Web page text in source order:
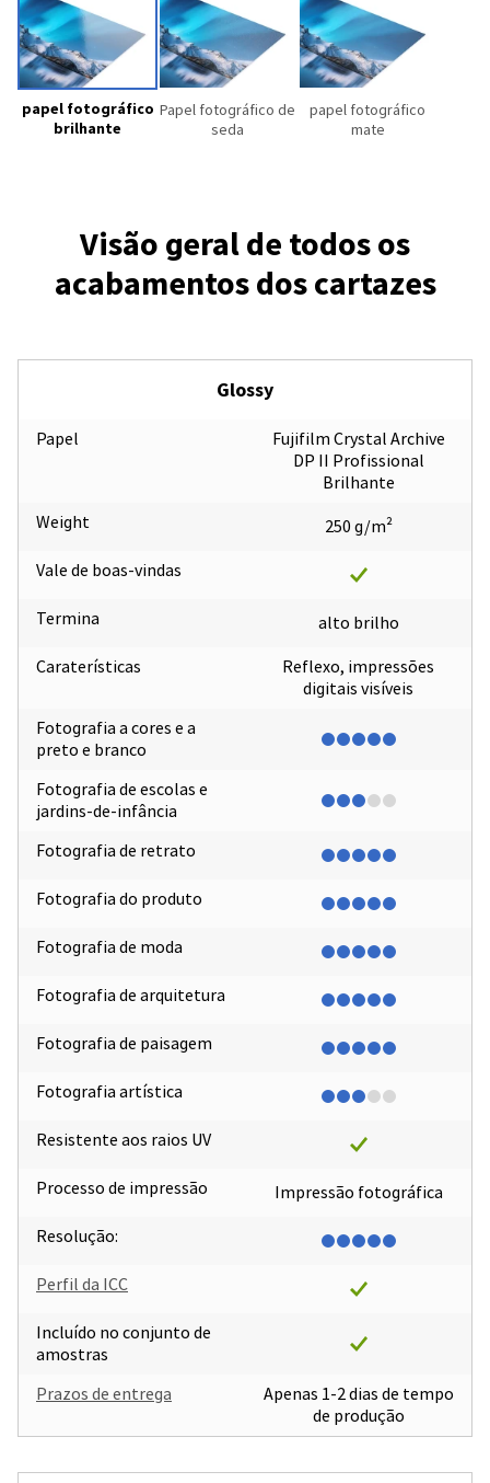
papel fotográfico
brilhante
Papel fotográfico de
seda
papel fotográfico
mate
Visão geral de todos os
acabamentos dos cartazes
Glossy
Papel
Weight
Vale de boas-vindas
Termina
Caraterísticas
Fotografia a cores e a
preto e branco
Fotografia de escolas e
jardins-de-infância
Fotografia de retrato
Fotografia do produto
Fotografia de moda
Fotografia de arquitetura
Fotografia de paisagem
Fotografia artística
Resistente aos raios UV
Processo de impressão
Resolução:
Perfil da ICC
Incluído no conjunto de
amostras
Prazos de entrega
Fujifilm Crystal Archive
DP II Profissional
Brilhante
250 g/m²
alto brilho
Reflexo, impressões
digitais visíveis
Impressão fotográfica
Apenas 1-2 dias de tempo
de produção